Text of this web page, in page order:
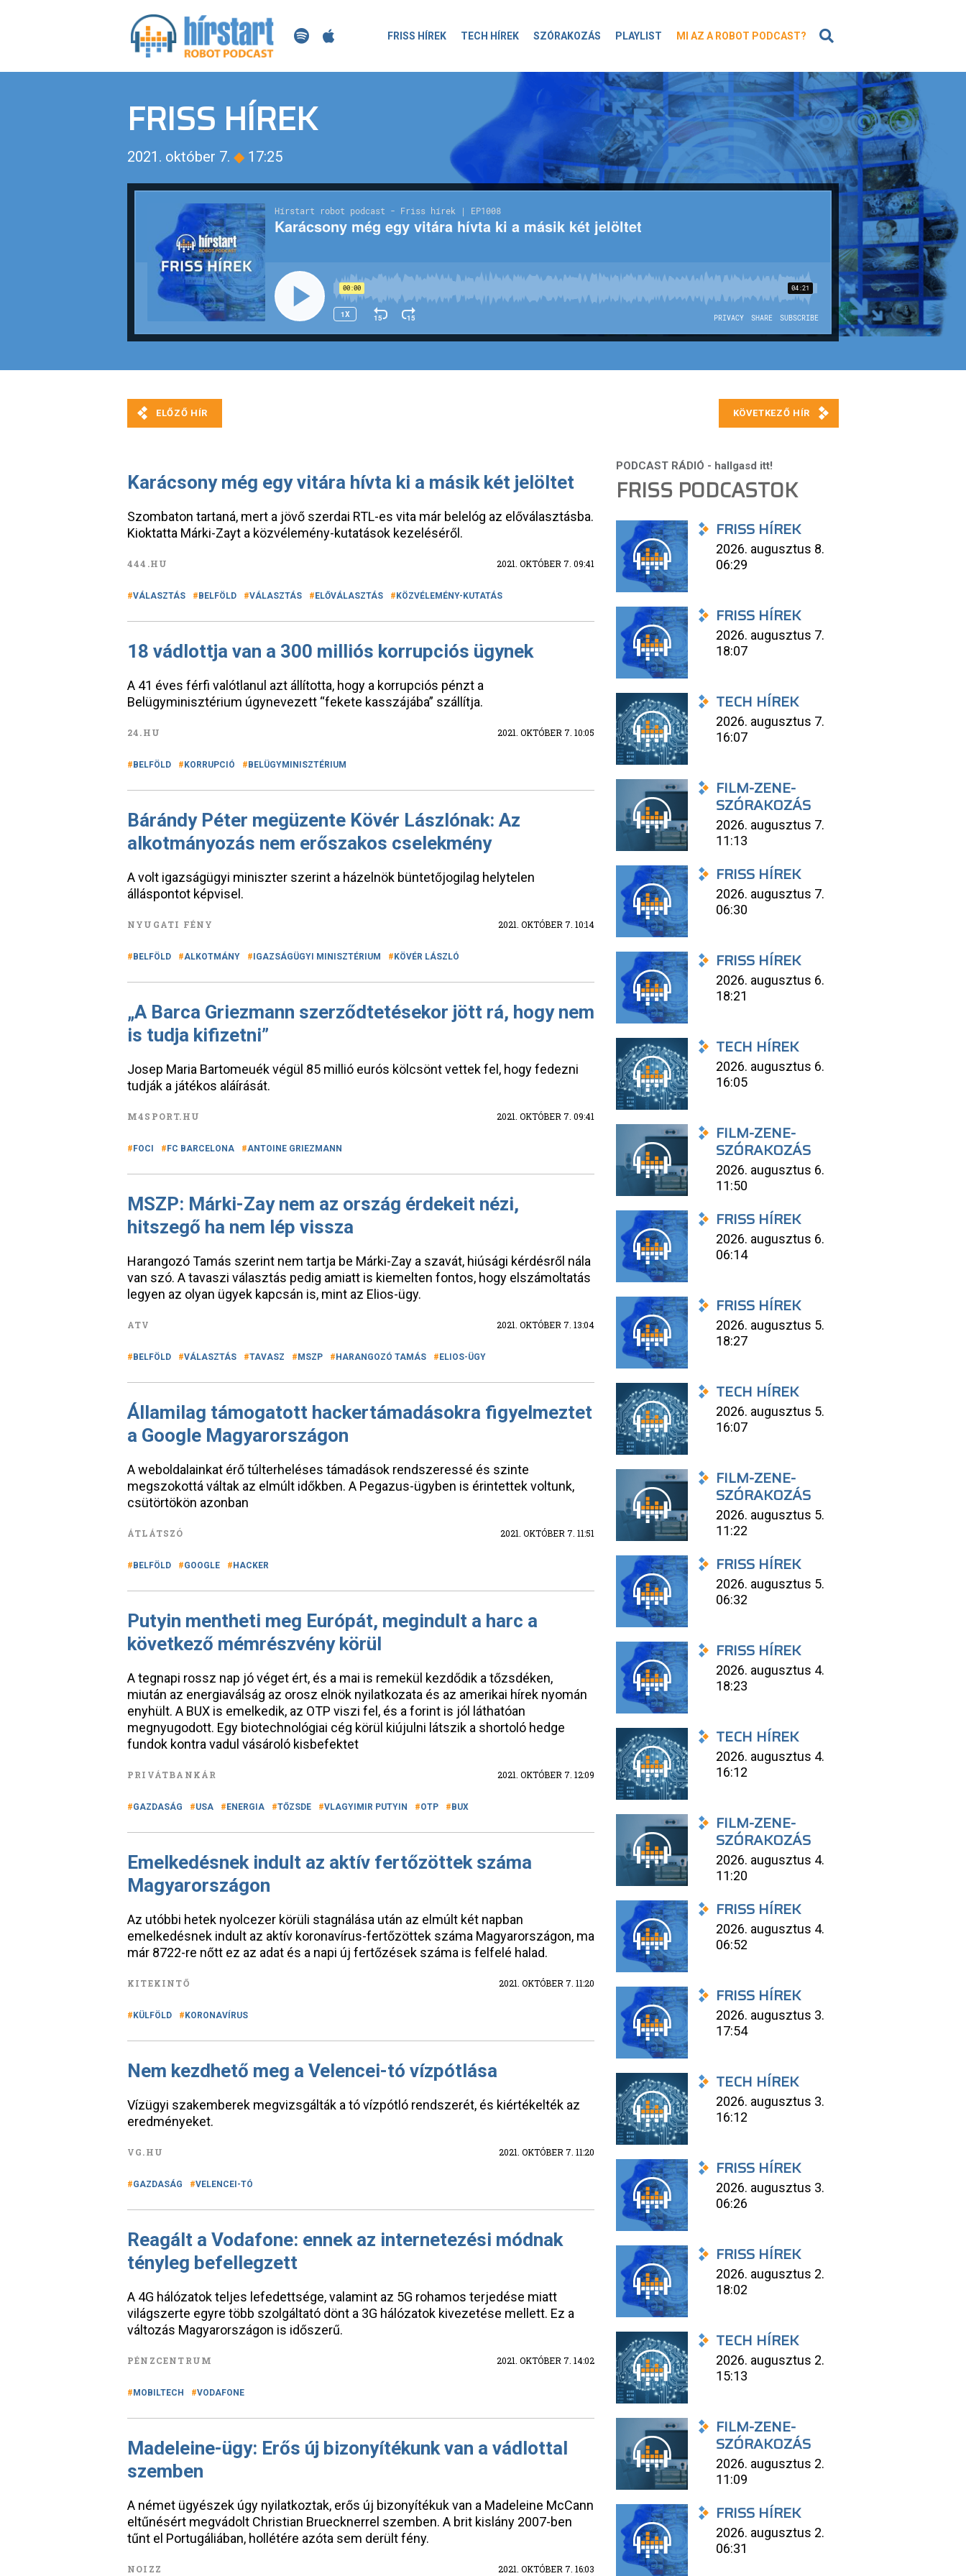
FRISS HÍREK TECH HÍREK SZÓRAKOZÁS PLAYLIST MI AZ A ROBOT PODCAST?
FRISS HÍREK
2021. október 7. ◆ 17:25
Karácsony még egy vitára hívta ki a másik két jelöltet
Szombaton tartaná, mert a jövő szerdai RTL-es vita már belelóg az előválasztásba.
Kioktatta Márki-Zayt a közvélemény-kutatások kezeléséről.
444.HU 2021. OKTÓBER 7. 09:41
VÁLASZTÁS BELFÖLD VÁLASZTÁS ELŐVÁLASZTÁS KÖZVÉLEMÉNY-KUTATÁS
18 vádlottja van a 300 milliós korrupciós ügynek
A 41 éves férfi valótlanul azt állította, hogy a korrupciós pénzt a
Belügyminisztérium úgynevezett “fekete kasszájába” szállítja.
24.HU 2021. OKTÓBER 7. 10:05
BELFÖLD KORRUPCIÓ BELÜGYMINISZTÉRIUM
Bárándy Péter megüzente Kövér Lászlónak: Az
alkotmányozás nem erőszakos cselekmény
A volt igazságügyi miniszter szerint a házelnök büntetőjogilag helytelen
álláspontot képvisel.
NYUGATI FÉNY 2021. OKTÓBER 7. 10:14
BELFÖLD ALKOTMÁNY IGAZSÁGÜGYI MINISZTÉRIUM KÖVÉR LÁSZLÓ
„A Barca Griezmann szerződtetésekor jött rá, hogy nem
is tudja kifizetni”
Josep Maria Bartomeuék végül 85 millió eurós kölcsönt vettek fel, hogy fedezni
tudják a játékos aláírását.
M4SPORT.HU 2021. OKTÓBER 7. 09:41
FOCI FC BARCELONA ANTOINE GRIEZMANN
MSZP: Márki-Zay nem az ország érdekeit nézi,
hitszegő ha nem lép vissza
Harangozó Tamás szerint nem tartja be Márki-Zay a szavát, hiúsági kérdésről nála
van szó. A tavaszi választás pedig amiatt is kiemelten fontos, hogy elszámoltatás
legyen az olyan ügyek kapcsán is, mint az Elios-ügy.
ATV 2021. OKTÓBER 7. 13:04
BELFÖLD VÁLASZTÁS TAVASZ MSZP HARANGOZÓ TAMÁS ELIOS-ÜGY
Államilag támogatott hackertámadásokra figyelmeztet
a Google Magyarországon
A weboldalainkat érő túlterheléses támadások rendszeressé és szinte
megszokottá váltak az elmúlt időkben. A Pegazus-ügyben is érintettek voltunk,
csütörtökön azonban
ÁTLÁTSZÓ 2021. OKTÓBER 7. 11:51
BELFÖLD GOOGLE HACKER
Putyin mentheti meg Európát, megindult a harc a
következő mémrészvény körül
A tegnapi rossz nap jó véget ért, és a mai is remekül kezdődik a tőzsdéken,
miután az energiaválság az orosz elnök nyilatkozata és az amerikai hírek nyomán
enyhült. A BUX is emelkedik, az OTP viszi fel, és a forint is jól láthatóan
megnyugodott. Egy biotechnológiai cég körül kiújulni látszik a shortoló hedge
fundok kontra vadul vásároló kisbefektet
PRIVÁTBANKÁR 2021. OKTÓBER 7. 12:09
GAZDASÁG USA ENERGIA TŐZSDE VLAGYIMIR PUTYIN OTP BUX
Emelkedésnek indult az aktív fertőzöttek száma
Magyarországon
Az utóbbi hetek nyolcezer körüli stagnálása után az elmúlt két napban
emelkedésnek indult az aktív koronavírus-fertőzöttek száma Magyarországon, ma
már 8722-re nőtt ez az adat és a napi új fertőzések száma is felfelé halad.
KITEKINTŐ 2021. OKTÓBER 7. 11:20
KÜLFÖLD KORONAVÍRUS
Nem kezdhető meg a Velencei-tó vízpótlása
Vízügyi szakemberek megvizsgálták a tó vízpótló rendszerét, és kiértékelték az
eredményeket.
VG.HU 2021. OKTÓBER 7. 11:20
GAZDASÁG VELENCEI-TÓ
Reagált a Vodafone: ennek az internetezési módnak
tényleg befellegzett
A 4G hálózatok teljes lefedettsége, valamint az 5G rohamos terjedése miatt
világszerte egyre több szolgáltató dönt a 3G hálózatok kivezetése mellett. Ez a
változás Magyarországon is időszerű.
PÉNZCENTRUM 2021. OKTÓBER 7. 14:02
MOBILTECH VODAFONE
Madeleine-ügy: Erős új bizonyítékunk van a vádlottal
szemben
A német ügyészek úgy nyilatkoztak, erős új bizonyítékuk van a Madeleine McCann
eltűnésért megvádolt Christian Bruecknerrel szemben. A brit kislány 2007-ben
tűnt el Portugáliában, hollétére azóta sem derült fény.
NOIZZ 2021. OKTÓBER 7. 16:03
FRISS PODCASTOK
FRISS HÍREK
2026. augusztus 8.
06:29
FRISS HÍREK
2026. augusztus 7.
18:07
TECH HÍREK
2026. augusztus 7.
16:07
FILM-ZENE-
SZÓRAKOZÁS
2026. augusztus 7.
11:13
FRISS HÍREK
2026. augusztus 7.
06:30
FRISS HÍREK
2026. augusztus 6.
18:21
TECH HÍREK
2026. augusztus 6.
16:05
FILM-ZENE-
SZÓRAKOZÁS
2026. augusztus 6.
11:50
FRISS HÍREK
2026. augusztus 6.
06:14
FRISS HÍREK
2026. augusztus 5.
18:27
TECH HÍREK
2026. augusztus 5.
16:07
FILM-ZENE-
SZÓRAKOZÁS
2026. augusztus 5.
11:22
FRISS HÍREK
2026. augusztus 5.
06:32
FRISS HÍREK
2026. augusztus 4.
18:23
TECH HÍREK
2026. augusztus 4.
16:12
FILM-ZENE-
SZÓRAKOZÁS
2026. augusztus 4.
11:20
FRISS HÍREK
2026. augusztus 4.
06:52
FRISS HÍREK
2026. augusztus 3.
17:54
TECH HÍREK
2026. augusztus 3.
16:12
FRISS HÍREK
2026. augusztus 3.
06:26
FRISS HÍREK
2026. augusztus 2.
18:02
TECH HÍREK
2026. augusztus 2.
15:13
FILM-ZENE-
SZÓRAKOZÁS
2026. augusztus 2.
11:09
FRISS HÍREK
2026. augusztus 2.
06:31